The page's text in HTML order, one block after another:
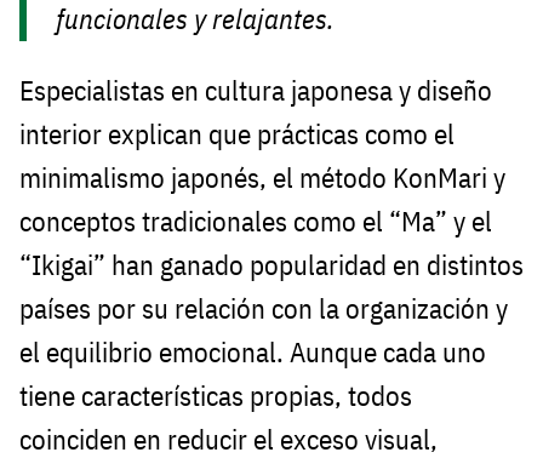
funcionales y relajantes.
Especialistas en cultura japonesa y diseño
interior explican que prácticas como el
minimalismo japonés, el método KonMari y
conceptos tradicionales como el “Ma” y el
“Ikigai” han ganado popularidad en distintos
países por su relación con la organización y
el equilibrio emocional. Aunque cada uno
tiene características propias, todos
coinciden en reducir el exceso visual,